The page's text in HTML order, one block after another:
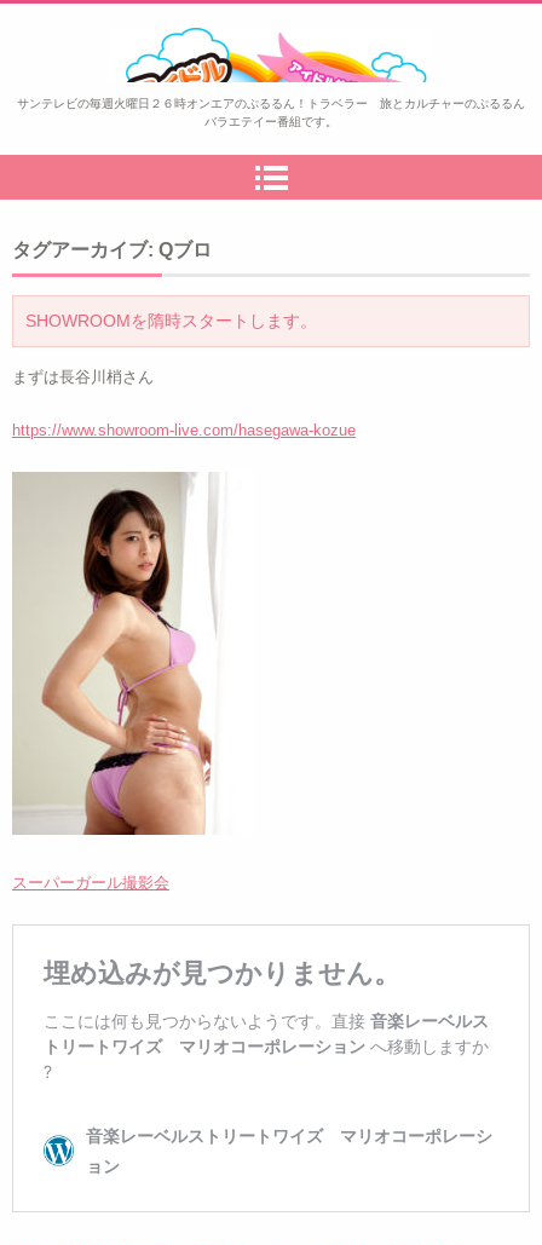
ぷるるん！トラベラー
サンテレビの毎週火曜日２６時オンエアのぷるるん！トラベラー 旅とカルチャーのぷるるん
バラエテイー番組です。
タグアーカイブ: Qブロ
SHOWROOMを隋時スタートします。
まずは長谷川梢さん
https://www.showroom-live.com/hasegawa-kozue
スーパーガール撮影会